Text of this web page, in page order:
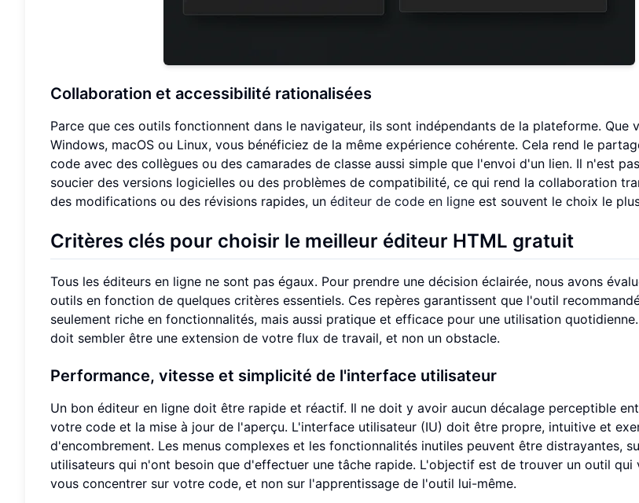
Collaboration et accessibilité rationalisées
Parce que ces outils fonctionnent dans le navigateur, ils sont indépendants de la plateforme. Que
Windows, macOS ou Linux, vous bénéficiez de la même expérience cohérente. Cela rend le
code avec des collègues ou des camarades de classe aussi simple que l'envoi d'un lien. Il n'est
soucier des versions logicielles ou des problèmes de compatibilité, ce qui rend la collaboration
des modifications ou des révisions rapides, un éditeur de code en ligne est souvent le choix le
Critères clés pour choisir le meilleur éditeur HTML gratuit
Tous les éditeurs en ligne ne sont pas égaux. Pour prendre une décision éclairée, nous avons
outils en fonction de quelques critères essentiels. Ces repères garantissent que l'outil
seulement riche en fonctionnalités, mais aussi pratique et efficace pour une utilisation
doit sembler être une extension de votre flux de travail, et non un obstacle.
Performance, vitesse et simplicité de l'interface utilisateur
Un bon éditeur en ligne doit être rapide et réactif. Il ne doit y avoir aucun décalage perceptible
votre code et la mise à jour de l'aperçu. L'interface utilisateur (IU) doit être propre, intuitive et
d'encombrement. Les menus complexes et les fonctionnalités inutiles peuvent être distrayantes,
utilisateurs qui n'ont besoin que d'effectuer une tâche rapide. L'objectif est de trouver un outil qui
vous concentrer sur votre code, et non sur l'apprentissage de l'outil lui-même.